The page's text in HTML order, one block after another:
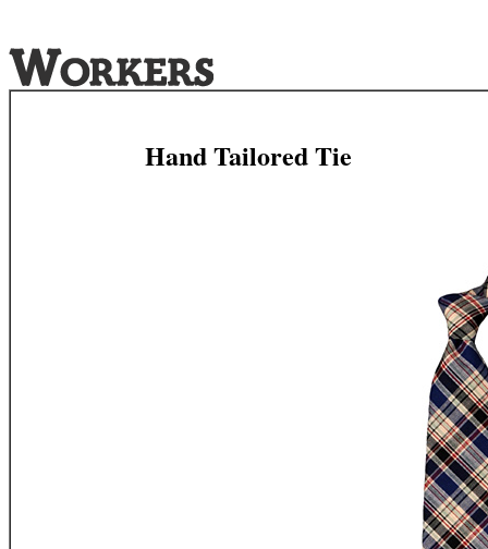
Hand Tailored Tie